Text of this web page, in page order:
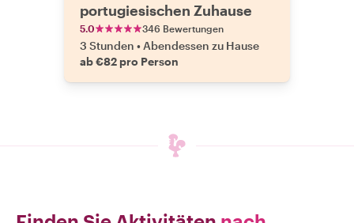
portugiesischen Zuhause
5.0 346 Bewertungen
3 Stunden • Abendessen zu Hause
ab €82 pro Person